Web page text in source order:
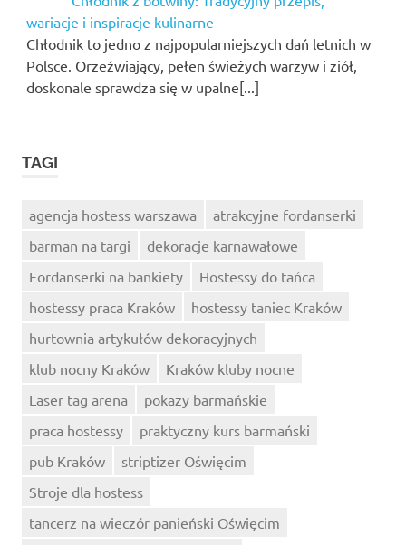
wariacje i inspiracje kulinarne
Chłodnik to jedno z najpopularniejszych dań letnich w
Polsce. Orzeźwiający, pełen świeżych warzyw i ziół,
doskonale sprawdza się w upalne[...]
TAGI
agencja hostess warszawa
atrakcyjne fordanserki
barman na targi
dekoracje karnawałowe
Fordanserki na bankiety
Hostessy do tańca
hostessy praca Kraków
hostessy taniec Kraków
hurtownia artykułów dekoracyjnych
klub nocny Kraków
Kraków kluby nocne
Laser tag arena
pokazy barmańskie
praca hostessy
praktyczny kurs barmański
pub Kraków
striptizer Oświęcim
Stroje dla hostess
tancerz na wieczór panieński Oświęcim